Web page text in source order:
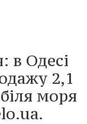
в Одесі
2,1
моря